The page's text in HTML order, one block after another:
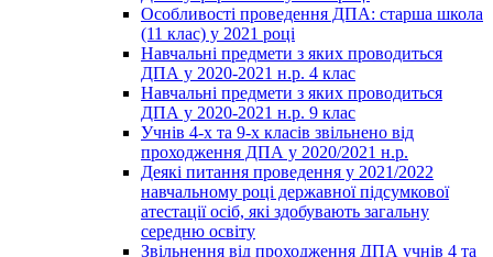
Особливості проведення ДПА: старша школа
(11 клас) у 2021 році
Навчальні предмети з яких проводиться
ДПА у 2020-2021 н.р. 4 клас
Навчальні предмети з яких проводиться
ДПА у 2020-2021 н.р. 9 клас
Учнів 4-х та 9-х класів звільнено від
проходження ДПА у 2020/2021 н.р.
Деякі питання проведення у 2021/2022
навчальному році державної підсумкової
атестації осіб, які здобувають загальну
середню освіту
Звільнення від проходження ДПА учнів 4 та